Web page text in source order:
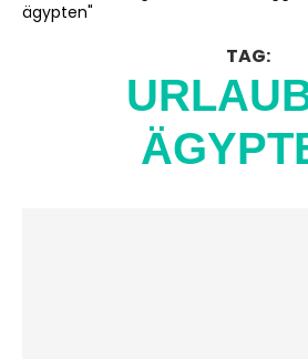
ägypten"
TAG: